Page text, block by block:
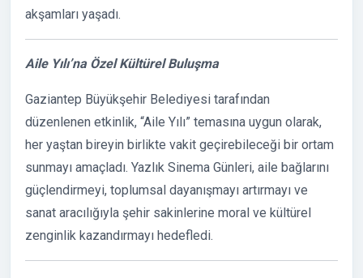
akşamları yaşadı.
Aile Yılı’na Özel Kültürel Buluşma
Gaziantep Büyükşehir Belediyesi tarafından
düzenlenen etkinlik, “Aile Yılı” temasına uygun olarak,
her yaştan bireyin birlikte vakit geçirebileceği bir ortam
sunmayı amaçladı. Yazlık Sinema Günleri, aile bağlarını
güçlendirmeyi, toplumsal dayanışmayı artırmayı ve
sanat aracılığıyla şehir sakinlerine moral ve kültürel
zenginlik kazandırmayı hedefledi.